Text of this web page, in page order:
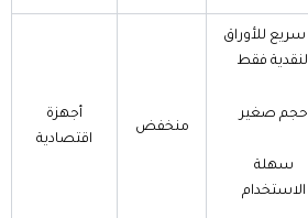
أجهزة
اقتصادية
منخفض
للأوراق
فقط
حجم صغير
سهلة
الاستخدام